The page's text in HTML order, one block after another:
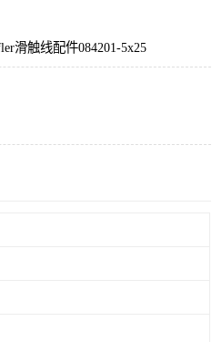
滑触线配件084201-5x25